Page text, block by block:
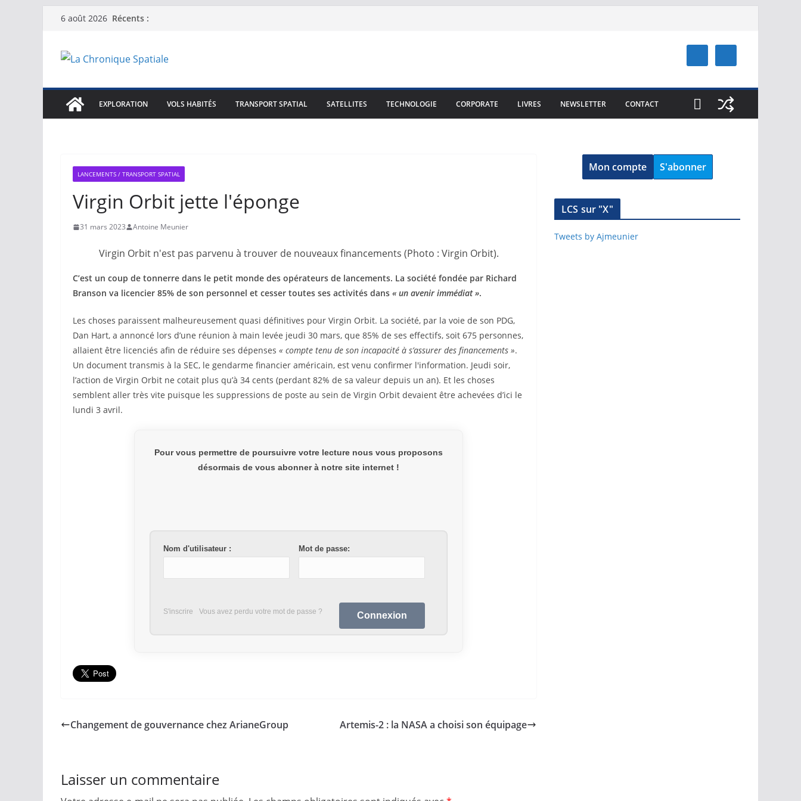
Passer6 août 2026 Récents :
EXPLORATION VOLS HABITÉS TRANSPORT SPATIAL SATELLITES TECHNOLOGIE CORPORATE LIVRES NEWSLETTER CONTACT
LANCEMENTS / TRANSPORT SPATIAL
Virgin Orbit jette l'éponge
31 mars 2023 Antoine Meunier
Virgin Orbit n'est pas parvenu à trouver de nouveaux financements (Photo : Virgin Orbit).
C’est un coup de tonnerre dans le petit monde des opérateurs de lancements. La société fondée par Richard
Branson va licencier 85% de son personnel et cesser toutes ses activités dans « un avenir immédiat ».
Les choses paraissent malheureusement quasi définitives pour Virgin Orbit. La société, par la voie de son PDG,
Dan Hart, a annoncé lors d’une réunion à main levée jeudi 30 mars, que 85% de ses effectifs, soit 675 personnes,
allaient être licenciés afin de réduire ses dépenses « compte tenu de son incapacité à s’assurer des financements ».
Un document transmis à la SEC, le gendarme financier américain, est venu confirmer l'information. Jeudi soir,
l’action de Virgin Orbit ne cotait plus qu’à 34 cents (perdant 82% de sa valeur depuis un an). Et les choses
semblent aller très vite puisque les suppressions de poste au sein de Virgin Orbit devaient être achevées d’ici le
lundi 3 avril.
Pour vous permettre de poursuivre votre lecture nous vous proposons
désormais de vous abonner à notre site internet !
Nom d'utilisateur : Mot de passe:
S'inscrire Vous avez perdu votre mot de passe ?
Changement de gouvernance chez ArianeGroup Artemis-2 : la NASA a choisi son équipage
Laisser un commentaire
Mon compte S'abonner
LCS sur "X"
Tweets by Ajmeunier